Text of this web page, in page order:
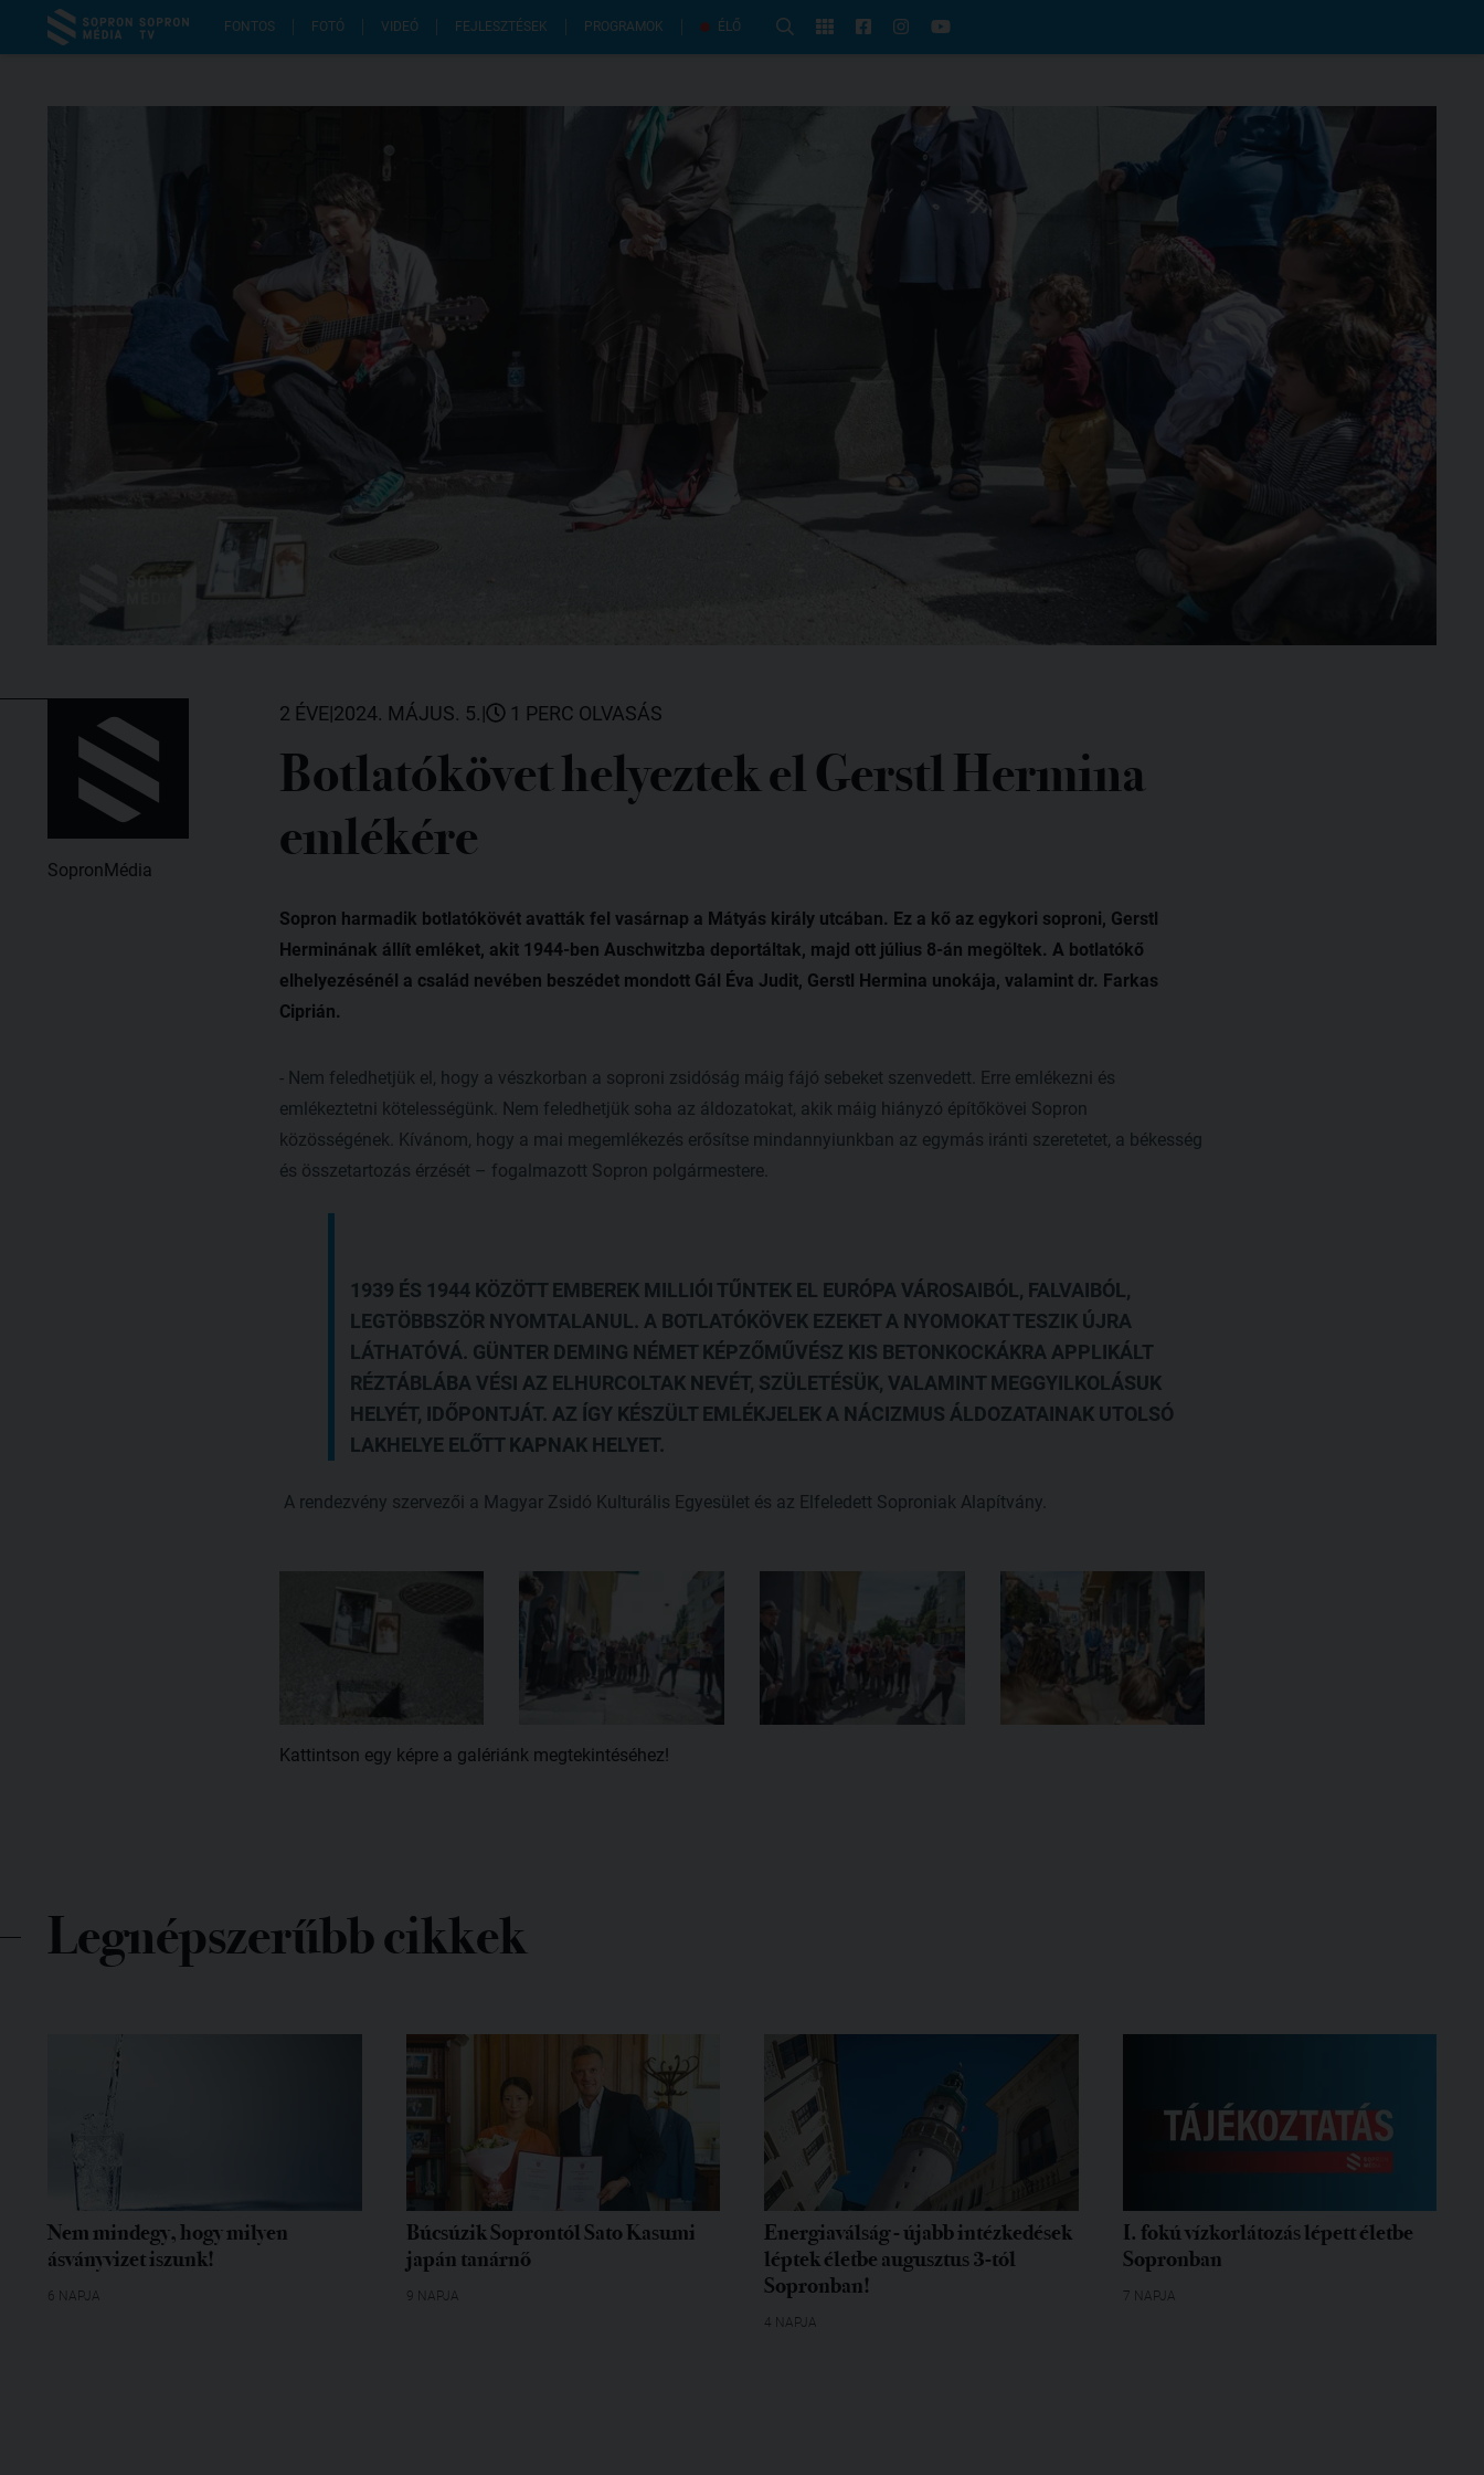
FONTOS FOTÓ VIDEÓ FEJLESZTÉSEK PROGRAMOK ÉLŐ
SopronMédia
2 ÉVE|2024. MÁJUS. 5.| 1 PERC OLVASÁS
Botlatókövet helyeztek el Gerstl Hermina
emlékére
Sopron harmadik botlatókövét avatták fel vasárnap a Mátyás király utcában. Ez a kő az egykori soproni, Gerstl
Herminának állít emléket, akit 1944-ben Auschwitzba deportáltak, majd ott július 8-án megöltek. A botlatókő
elhelyezésénél a család nevében beszédet mondott Gál Éva Judit, Gerstl Hermina unokája, valamint dr. Farkas
Ciprián.
- Nem feledhetjük el, hogy a vészkorban a soproni zsidóság máig fájó sebeket szenvedett. Erre emlékezni és
emlékeztetni kötelességünk. Nem feledhetjük soha az áldozatokat, akik máig hiányzó építőkövei Sopron
közösségének. Kívánom, hogy a mai megemlékezés erősítse mindannyiunkban az egymás iránti szeretetet, a békesség
és összetartozás érzését – fogalmazott Sopron polgármestere.
1939 ÉS 1944 KÖZÖTT EMBEREK MILLIÓI TŰNTEK EL EURÓPA VÁROSAIBÓL, FALVAIBÓL,
LEGTÖBBSZÖR NYOMTALANUL. A BOTLATÓKÖVEK EZEKET A NYOMOKAT TESZIK ÚJRA
LÁTHATÓVÁ. GÜNTER DEMING NÉMET KÉPZŐMŰVÉSZ KIS BETONKOCKÁKRA APPLIKÁLT
RÉZTÁBLÁBA VÉSI AZ ELHURCOLTAK NEVÉT, SZÜLETÉSÜK, VALAMINT MEGGYILKOLÁSUK
HELYÉT, IDŐPONTJÁT. AZ ÍGY KÉSZÜLT EMLÉKJELEK A NÁCIZMUS ÁLDOZATAINAK UTOLSÓ
LAKHELYE ELŐTT KAPNAK HELYET.
A rendezvény szervezői a Magyar Zsidó Kulturális Egyesület és az Elfeledett Soproniak Alapítvány.
Kattintson egy képre a galériánk megtekintéséhez!
Legnépszerűbb cikkek
Nem mindegy, hogy milyen
ásványvizet iszunk!
6 NAPJA
Búcsúzik Soprontól Sato Kasumi
japán tanárnő
9 NAPJA
Energiaválság - újabb intézkedések
léptek életbe augusztus 3-tól
Sopronban!
4 NAPJA
I. fokú vízkorlátozás lépett életbe
Sopronban
7 NAPJA